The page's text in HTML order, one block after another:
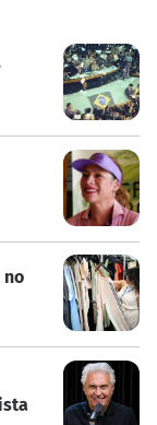
no